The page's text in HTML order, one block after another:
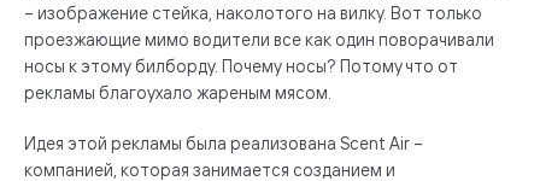
– изображение стейка, наколотого на вилку. Вот только
проезжающие мимо водители все как один поворачивали
носы к этому билборду. Почему носы? Потому что от
рекламы благоухало жареным мясом.
Идея этой рекламы была реализована Scent Air –
компанией, которая занимается созданием и